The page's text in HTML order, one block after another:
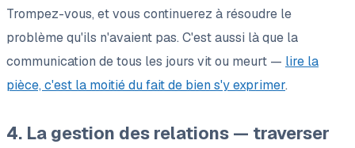
Trompez-vous, et vous continuerez à résoudre le
problème qu'ils n'avaient pas. C'est aussi là que la
communication de tous les jours vit ou meurt — lire la
pièce, c'est la moitié du fait de bien s'y exprimer.
4. La gestion des relations — traverser